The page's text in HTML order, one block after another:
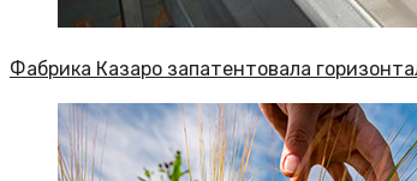
Фабрика Казаро запатентовала